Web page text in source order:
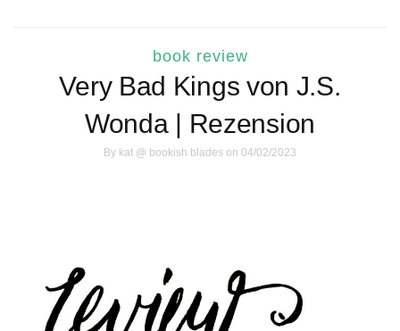
book review
Very Bad Kings von J.S.
Wonda | Rezension
By kat @ bookish blades on 04/02/2023